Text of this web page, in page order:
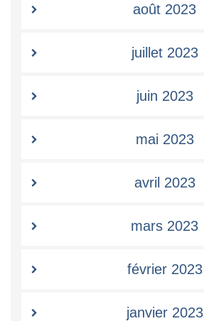
août 2023
juillet 2023
juin 2023
mai 2023
avril 2023
mars 2023
février 2023
janvier 2023